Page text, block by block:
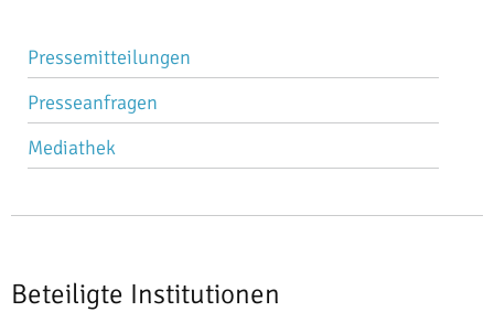
Navigation
überspringen
Pressemitteilungen
Presseanfragen
Mediathek
Beteiligte Institutionen